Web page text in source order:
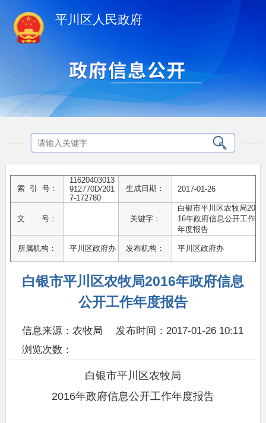
平川区人民政府
索 引 号：
11620403013
912770D/201
7-172780
生成日期： 2017-01-26
文 号： 关键字：
白银市平川区农牧局20
16年政府信息公开工作
年度报告
所属机构： 平川区政府办 发布机构： 平川区政府办
白银市平川区农牧局2016年政府信息
公开工作年度报告
信息来源：农牧局
发布时间：2017-01-26 10:11
浏览次数：
白银市平川区农牧局
2016年政府信息公开工作年度报告